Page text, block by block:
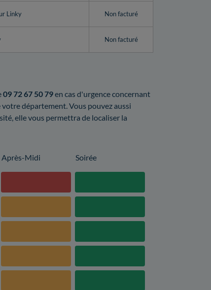
Linky Non facturé
Non facturé
09 72 67 50 79en cas d'urgence concernant
département. Vous pouvez aussi
elle vous permettra de localiser la
Après-Midi Soirée